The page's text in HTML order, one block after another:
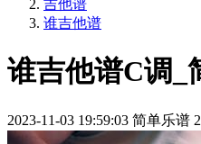
吉他谱
谁吉他谱
谁吉他谱C调_
2023-11-03 19:59:03 简单乐谱